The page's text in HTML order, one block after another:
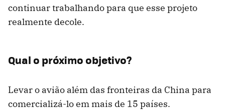
continuar trabalhando para que esse projeto
realmente decole.
Qual o próximo objetivo?
Levar o avião além das fronteiras da China para
comercializá-lo em mais de 15 países.